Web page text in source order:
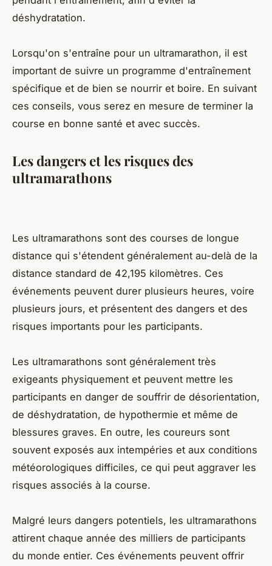
déshydratation.
Lorsqu'on s'entraîne pour un ultramarathon, il est
important de suivre un programme d'entraînement
spécifique et de bien se nourrir et boire. En suivant
ces conseils, vous serez en mesure de terminer la
course en bonne santé et avec succès.
Les dangers et les risques des
ultramarathons
Les ultramarathons sont des courses de longue
distance qui s'étendent généralement au-delà de la
distance standard de 42,195 kilomètres. Ces
événements peuvent durer plusieurs heures, voire
plusieurs jours, et présentent des dangers et des
risques importants pour les participants.
Les ultramarathons sont généralement très
exigeants physiquement et peuvent mettre les
participants en danger de souffrir de désorientation,
de déshydratation, de hypothermie et même de
blessures graves. En outre, les coureurs sont
souvent exposés aux intempéries et aux conditions
météorologiques difficiles, ce qui peut aggraver les
risques associés à la course.
Malgré leurs dangers potentiels, les ultramarathons
attirent chaque année des milliers de participants
du monde entier. Ces événements peuvent offrir